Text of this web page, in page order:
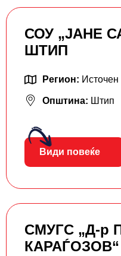
СОУ „ЈАНЕ
ШТИП
Регион: Источен
Општина: Штип
Види повеќе
СМУГС „Д-р